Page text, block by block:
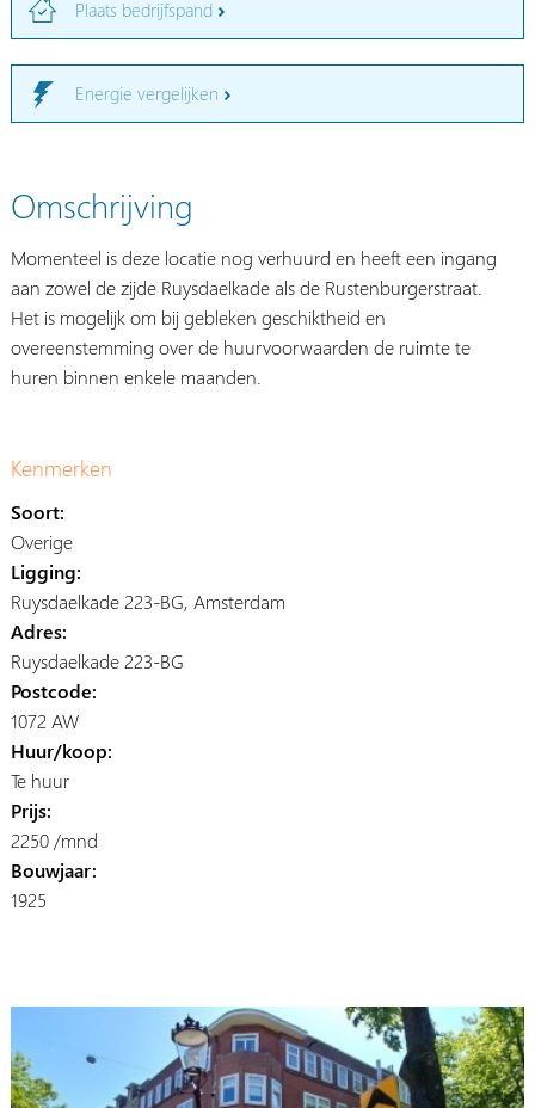
Plaats bedrijfspand
Energie vergelijken
Omschrijving
Momenteel is deze locatie nog verhuurd en heeft een ingang
aan zowel de zijde Ruysdaelkade als de Rustenburgerstraat.
Het is mogelijk om bij gebleken geschiktheid en
overeenstemming over de huurvoorwaarden de ruimte te
huren binnen enkele maanden.
Kenmerken
Soort:
Overige
Ligging:
Ruysdaelkade 223-BG, Amsterdam
Adres:
Ruysdaelkade 223-BG
Postcode:
1072 AW
Huur/koop:
Te huur
Prijs:
2250 /mnd
Bouwjaar:
1925